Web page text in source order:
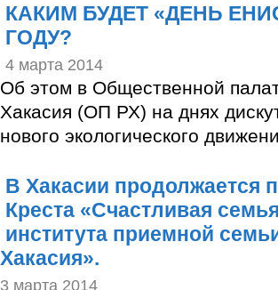
КАКИМ БУДЕТ «ДЕНЬ
ГОДУ?
4 марта 2014
Об этом в Общественной
Хакасия (ОП РХ) на днях
нового экологического
В Хакасии продолжается
Креста «Счастливая
института приемной
Хакасия».
3 марта 2014